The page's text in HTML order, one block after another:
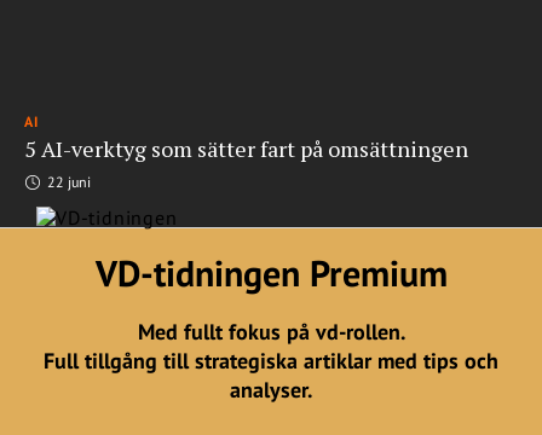
AI
5 AI-verktyg som sätter fart på omsättningen
22 juni
VD-tidningen Premium
Med fullt fokus på vd-rollen.
Full tillgång till strategiska artiklar med tips och
analyser.